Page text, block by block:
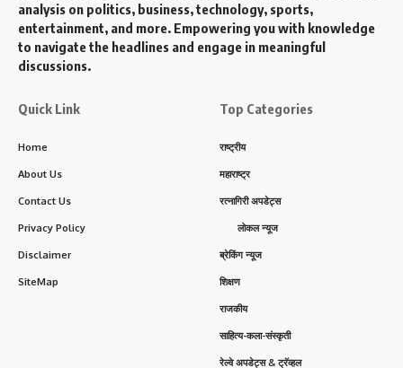
analysis on politics, business, technology, sports,
entertainment, and more. Empowering you with knowledge
to navigate the headlines and engage in meaningful
discussions.
Quick Link
Home
About Us
Contact Us
Privacy Policy
Disclaimer
SiteMap
Top Categories
राष्ट्रीय
महाराष्ट्र
रत्नागिरी अपडेट्स
लोकल न्यूज
ब्रेकिंग न्यूज
शिक्षण
राजकीय
साहित्य-कला-संस्कृती
रेल्वे अपडेट्स & ट्रॅव्हल